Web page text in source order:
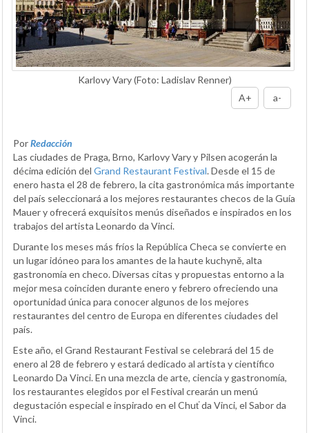
Karlovy Vary(Foto: Ladislav Renner)
A+
a-
PorRedacción
Las ciudades de Praga, Brno, Karlovy Vary y Pilsen acogerán la
décima edición del Grand Restaurant Festival. Desde el 15 de
enero hasta el 28 de febrero, la cita gastronómica más importante
del país seleccionará a los mejores restaurantes checos de la Guía
Mauer y ofrecerá exquisitos menús diseñados e inspirados en los
trabajos del artista Leonardo da Vinci.
Durante los meses más fríos la República Checa se convierte en
un lugar idóneo para los amantes de la haute kuchyně, alta
gastronomía en checo. Diversas citas y propuestas entorno a la
mejor mesa coinciden durante enero y febrero ofreciendo una
oportunidad única para conocer algunos de los mejores
restaurantes del centro de Europa en diferentes ciudades del
país.
Este año, el Grand Restaurant Festival se celebrará del 15 de
enero al 28 de febrero y estará dedicado al artista y científico
Leonardo Da Vinci. En una mezcla de arte, ciencia y gastronomía,
los restaurantes elegidos por el Festival crearán un menú
degustación especial e inspirado en el Chuť da Vinci, el Sabor da
Vinci.